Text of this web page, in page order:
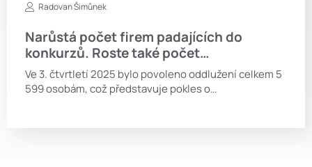
Radovan Šimůnek
Narůstá počet firem padajících do
konkurzů. Roste také počet…
Ve 3. čtvrtletí 2025 bylo povoleno oddlužení celkem 5
599 osobám, což představuje pokles o…